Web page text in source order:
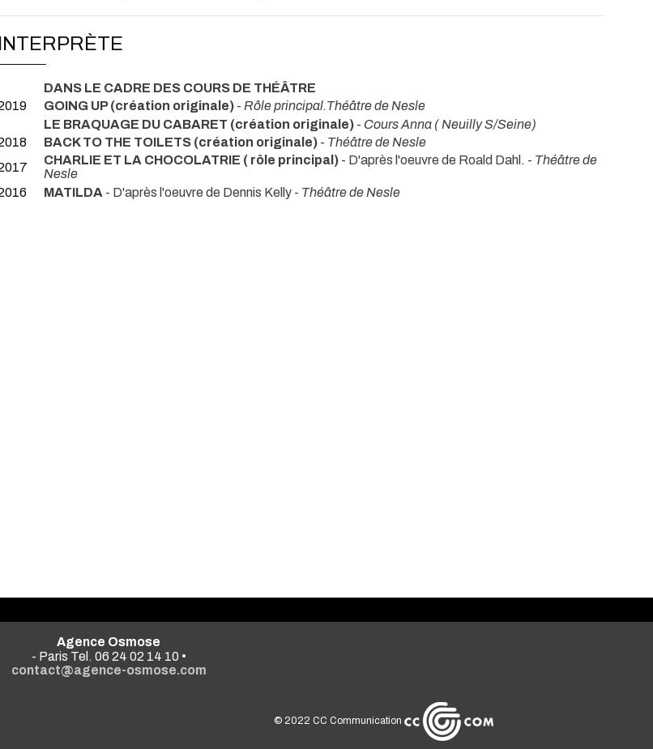
INTERPRÈTE
DANS LE CADRE DES COURS DE THÉÂTRE
GOING UP (création originale) - Rôle principal.Théâtre de Nesle
LE BRAQUAGE DU CABARET (création originale) - Cours Anna ( Neuilly S/Seine)
BACK TO THE TOILETS (création originale) - Théâtre de Nesle
CHARLIE ET LA CHOCOLATRIE ( rôle principal) - D'après l'oeuvre de Roald Dahl. - Théâtre de
Nesle
MATILDA - D'après l'oeuvre de Dennis Kelly - Théâtre de Nesle
Agence Osmose
- Paris Tel. 06 24 02 14 10 •
contact@agence-osmose.com
© 2022 CC Communication